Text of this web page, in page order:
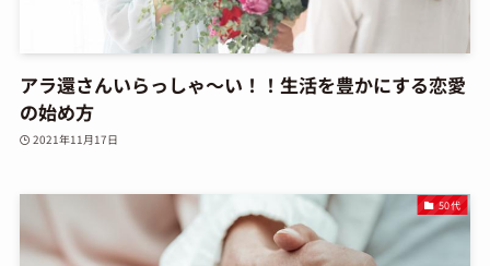
アラ還さんいらっしゃ～い！！生活を豊かにする恋愛
の始め方
2021年11月17日
50代